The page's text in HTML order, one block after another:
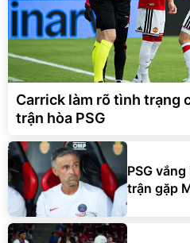
Carrick làm rõ tình trạng
trận hòa PSG
PSG
trận gặp